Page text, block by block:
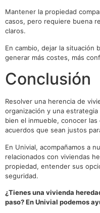
Mantener la propiedad
casos, pero requiere buena
claros.
En cambio, dejar la situación
generar más costes, más
Conclusión
Resolver una herencia de
organización y una
bien el inmueble, conocer
acuerdos que sean justos
En Univial, acompañamos a
relacionados con viviendas
propiedad, entender sus
seguridad.
¿Tienes una vivienda
paso? En Univial podemos